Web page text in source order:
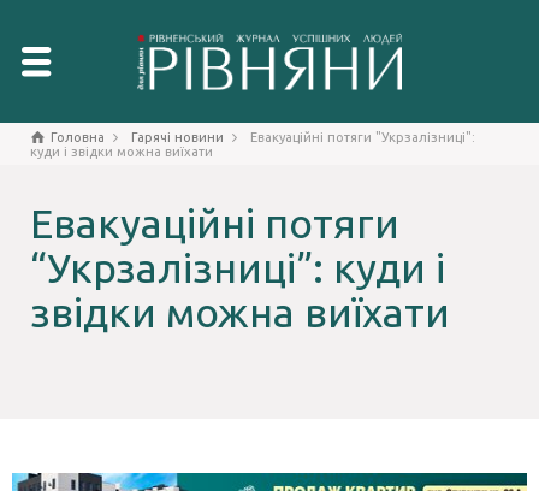
Головна Гарячі новини
Евакуаційні потяги "Укрзалізниці":
куди і звідки можна виїхати
Евакуаційні потяги
“Укрзалізниці”: куди і
звідки можна виїхати